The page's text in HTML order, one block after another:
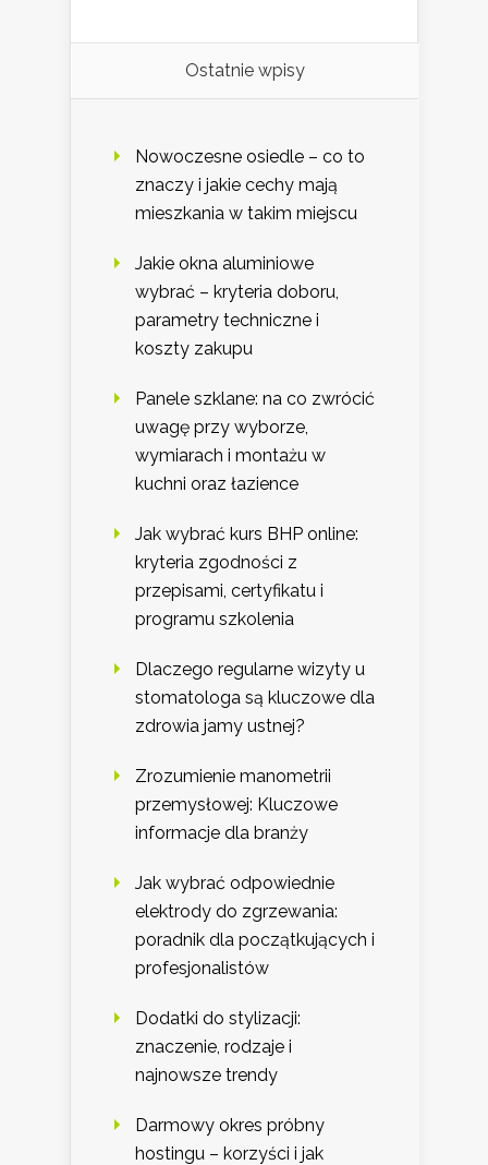
Ostatnie wpisy
Nowoczesne osiedle – co to
znaczy i jakie cechy mają
mieszkania w takim miejscu
Jakie okna aluminiowe
wybrać – kryteria doboru,
parametry techniczne i
koszty zakupu
Panele szklane: na co zwrócić
uwagę przy wyborze,
wymiarach i montażu w
kuchni oraz łazience
Jak wybrać kurs BHP online:
kryteria zgodności z
przepisami, certyfikatu i
programu szkolenia
Dlaczego regularne wizyty u
stomatologa są kluczowe dla
zdrowia jamy ustnej?
Zrozumienie manometrii
przemysłowej: Kluczowe
informacje dla branży
Jak wybrać odpowiednie
elektrody do zgrzewania:
poradnik dla początkujących i
profesjonalistów
Dodatki do stylizacji:
znaczenie, rodzaje i
najnowsze trendy
Darmowy okres próbny
hostingu – korzyści i jak